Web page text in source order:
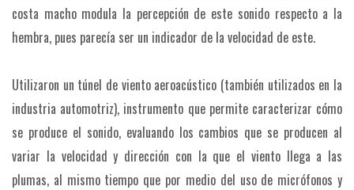
costa macho modula la percepción de este sonido respecto a la
hembra, pues parecía ser un indicador de la velocidad de este.
Utilizaron un túnel de viento aeroacústico (también utilizados en la
industria automotriz), instrumento que permite caracterizar cómo
se produce el sonido, evaluando los cambios que se producen al
variar la velocidad y dirección con la que el viento llega a las
plumas, al mismo tiempo que por medio del uso de micrófonos y